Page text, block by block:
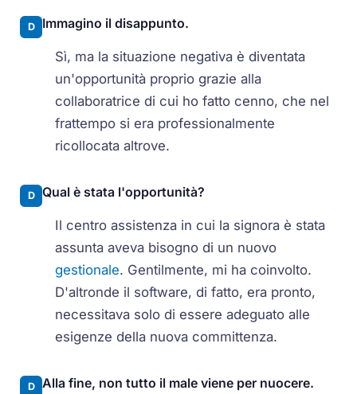
D Immagino il disappunto.
Sì, ma la situazione negativa è diventata
un'opportunità proprio grazie alla
collaboratrice di cui ho fatto cenno, che nel
frattempo si era professionalmente
ricollocata altrove.
D Qual è stata l'opportunità?
Il centro assistenza in cui la signora è stata
assunta aveva bisogno di un nuovo
gestionale. Gentilmente, mi ha coinvolto.
D'altronde il software, di fatto, era pronto,
necessitava solo di essere adeguato alle
esigenze della nuova committenza.
D Alla fine, non tutto il male viene per nuocere.